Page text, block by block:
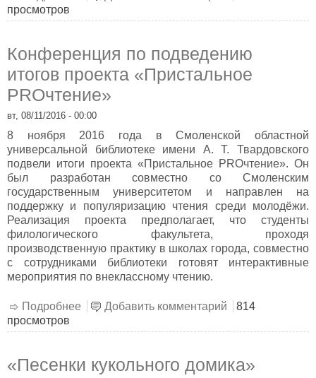
просмотров
Конференция по подведению
итогов проекта «Пристальное
PROчтение»
вт, 08/11/2016 - 00:00
8 ноября 2016 года в Смоленской областной
универсальной библиотеке имени А. Т. Твардовского
подвели итоги проекта «Пристальное PROчтение». Он
был разработан совместно со Смоленским
государственным университетом и направлен на
поддержку и популяризацию чтения среди молодёжи.
Реализация проекта предполагает, что студенты
филологического факультета, проходя
производственную практику в школах города, совместно
с сотрудниками библиотеки готовят интерактивные
мероприятия по внеклассному чтению.
Подробнее о Конференция по подведению итогов
Добавить комментарий
814
просмотров
«Песенки кукольного домика»